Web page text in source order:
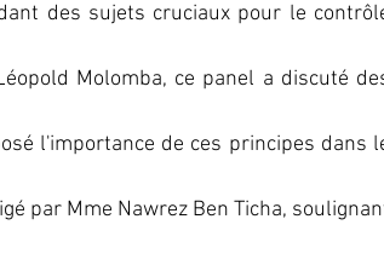
des sujets cruciaux pour le
Molomba, ce panel a discuté
l'importance de ces principes dans
par Mme Nawrez Ben Ticha,